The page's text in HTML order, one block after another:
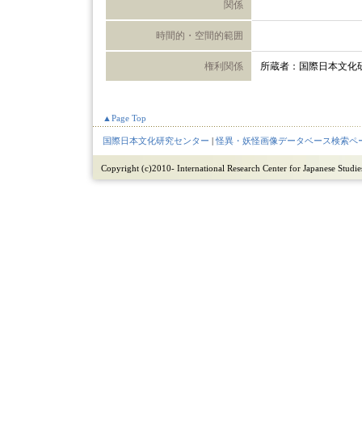
関係
時間的・空間的範囲
権利関係 所蔵者：国際日本文化
▲Page Top
国際日本文化研究センター |怪異・妖怪画像データベース検索ペ
Copyright (c)2010- International Research Center for Japanese